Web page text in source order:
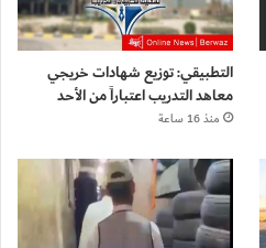
التطبيقي: توزيع شهادات خريجي
معاهد التدريب اعتباراً من الأحد
منذ 16 ساعة